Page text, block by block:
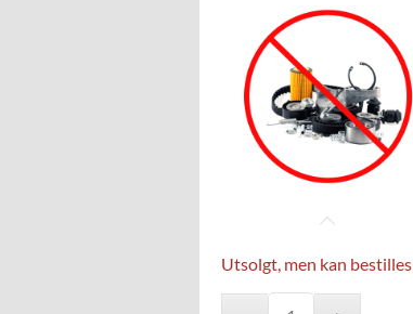
Utsolgt, men kan bestilles